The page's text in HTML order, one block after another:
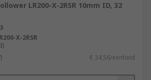
LR200-X-2RSR 10mm ID, 32
X-2RSR
€ 34,56/eenheid